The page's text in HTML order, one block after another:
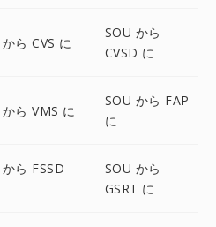
ら CVS に
SOU から
CVSD に
ら VMS に
SOU から FAP
に
ら FSSD
SOU から
GSRT に